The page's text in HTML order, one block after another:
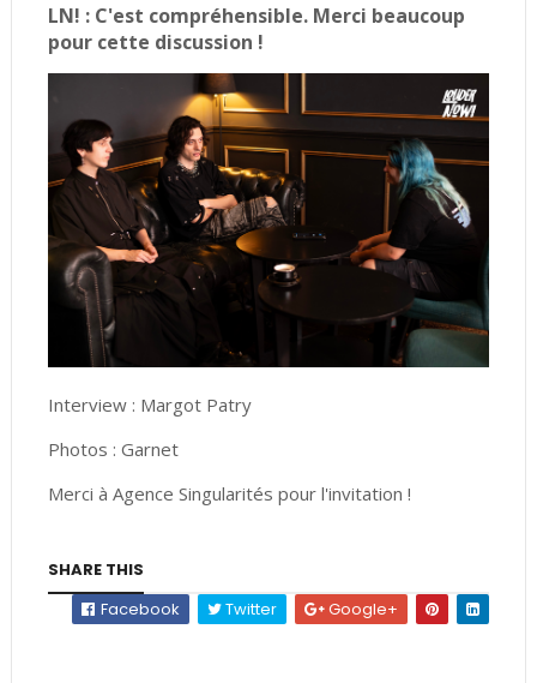
LN! : C'est compréhensible. Merci beaucoup
pour cette discussion !
Interview : Margot Patry
Photos : Garnet
Merci à Agence Singularités pour l'invitation !
SHARE THIS
Facebook
Twitter Google+